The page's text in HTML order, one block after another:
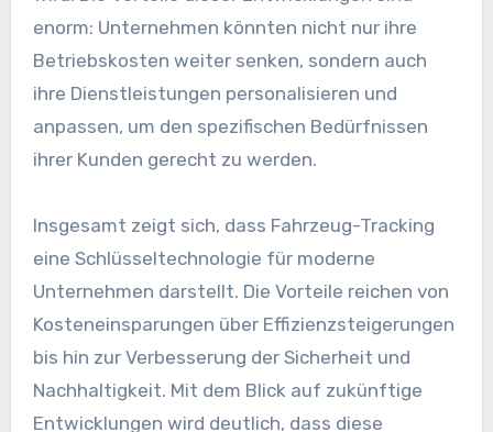
enorm: Unternehmen könnten nicht nur ihre
Betriebskosten weiter senken, sondern auch
ihre Dienstleistungen personalisieren und
anpassen, um den spezifischen Bedürfnissen
ihrer Kunden gerecht zu werden.
Insgesamt zeigt sich, dass Fahrzeug-Tracking
eine Schlüsseltechnologie für moderne
Unternehmen darstellt. Die Vorteile reichen von
Kosteneinsparungen über Effizienzsteigerungen
bis hin zur Verbesserung der Sicherheit und
Nachhaltigkeit. Mit dem Blick auf zukünftige
Entwicklungen wird deutlich, dass diese